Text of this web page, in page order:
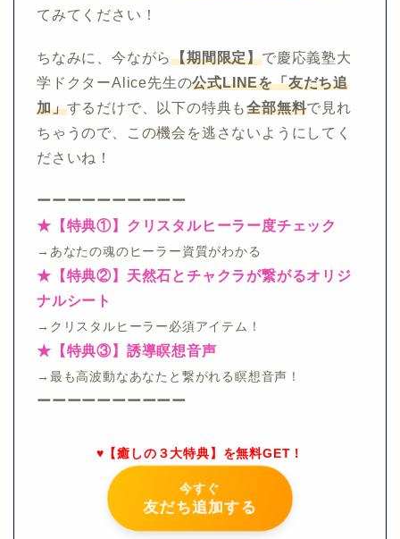
てみてください！
ちなみに、今ながら【期間限定】で慶応義塾大
学ドクターAlice先生の公式LINEを「友だち追
加」するだけで、以下の特典も全部無料で見れ
ちゃうので、この機会を逃さないようにしてく
ださいね！
ーーーーーーーーーー
★【特典①】クリスタルヒーラー度チェック
→あなたの魂のヒーラー資質がわかる
★【特典②】天然石とチャクラが繋がるオリジ
ナルシート
→クリスタルヒーラー必須アイテム！
★【特典③】誘導瞑想音声
→最も高波動なあなたと繋がれる瞑想音声！
ーーーーーーーーーー
♥【癒しの３大特典】を無料GET！
今すぐ
友だち追加する